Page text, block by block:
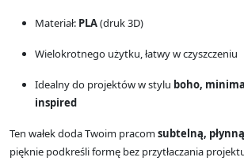
Materiał: PLA(druk 3D)
Wielokrotnego użytku, łatwy w czyszczeniu
Idealny do projektów w stylu boho,
inspired
Ten wałek doda Twoim pracomsubtelną,
pięknie podkreśli formę bez przytłaczania